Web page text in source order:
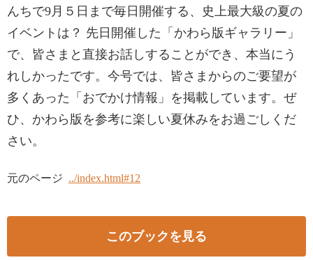
んちで9月５日まで毎日開催する、史上最大級の夏の
イベントは？ 先日開催した「かわら版ギャラリー」
で、皆さまと直接お話しすることができ、本当にう
れしかったです。今号では、皆さまからのご要望が
多くあった「おでかけ情報」を掲載しています。ぜ
ひ、かわら版を参考に楽しい夏休みをお過ごしくだ
さい。
元のページ ../index.html#12
このブックを見る